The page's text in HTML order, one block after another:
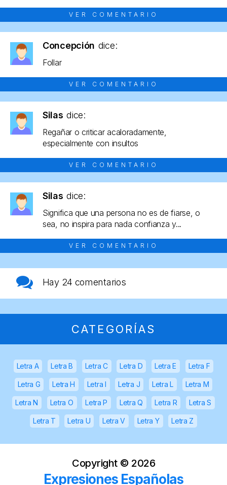
VER COMENTARIO
Concepción dice:
Follar
VER COMENTARIO
Silas dice:
Regañar o criticar acaloradamente,
especialmente con insultos
VER COMENTARIO
Silas dice:
Significa que una persona no es de fiarse, o
sea, no inspira para nada confianza y...
VER COMENTARIO
Hay 24 comentarios
CATEGORÍAS
Letra A Letra B Letra C Letra D Letra E Letra F
Letra G Letra H Letra I Letra J Letra L Letra M
Letra N Letra O Letra P Letra Q Letra R Letra S
Letra T Letra U Letra V Letra Y Letra Z
Copyright © 2026
Expresiones Españolas